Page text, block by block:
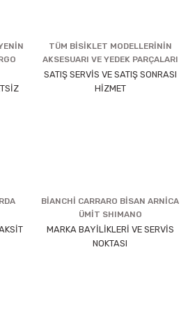
TÜM BİSİKLET MODELLERİNİN
AKSESUARI VE YEDEK PARÇALARI
SATIŞ SERVİS VE SATIŞ SONRASI
HİZMET
BİANCHİ CARRARO BİSAN ARNİCA
ÜMİT SHIMANO
MARKA BAYİLİKLERİ VE SERVİS
NOKTASI